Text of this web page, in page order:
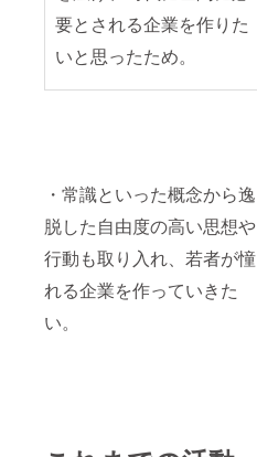
要とされる企業を作りた
いと思ったため。
・常識といった概念から逸
脱した自由度の高い思想や
行動も取り入れ、若者が憧
れる企業を作っていきた
い。